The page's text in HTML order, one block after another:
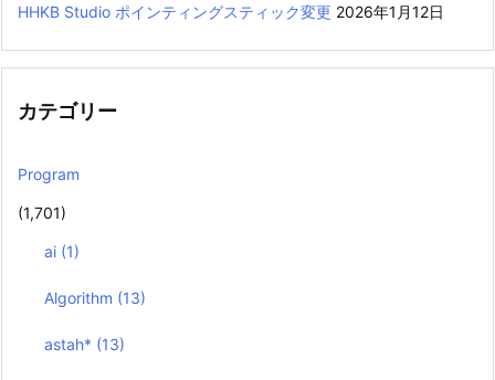
HHKB Studio ポインティングスティック変更 2026年1月12日
カテゴリー
Program
(1,701)
ai (1)
Algorithm (13)
astah* (13)